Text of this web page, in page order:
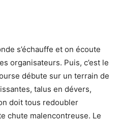
s’échauffe et on écoute
organisateurs. Puis, c’est le
débute sur un terrain de
talus en dévers,
doit tous redoubler
chute malencontreuse. Le